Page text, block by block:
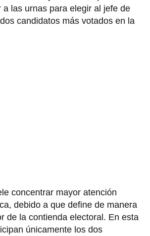
a las urnas para elegir al jefe de
candidatos más votados en la
concentrar mayor atención
debido a que define de manera
de la contienda electoral. En esta
únicamente los dos